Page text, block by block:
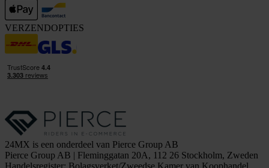
VERZENDOPTIES
24MX is een onderdeel van Pierce Group AB
Pierce Group AB | Fleminggatan 20A, 112 26 Stockholm, Zweden
Handelsregister: Bolagsverket/Zweedse Kamer van Koophandel